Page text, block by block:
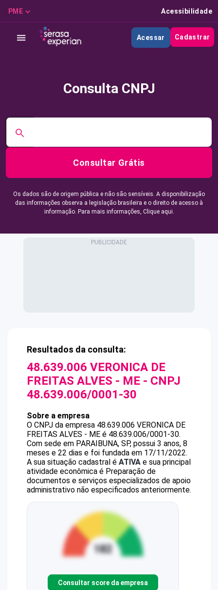
PME Acessibilidade
Acessar Cadastrar
Consulta CNPJ
Consultar Grátis
Os dados são de origem pública e não são sensíveis. A disponibilização
das informações observa a legislação brasileira e o direito de acesso à
informação. Para mais informações, Clique aqui.
Resultados da consulta:
48.639.006 VERONICA DE
FREITAS ALVES - ME - CNPJ
48.639.006/0001-30
Sobre a empresa
O CNPJ da empresa 48.639.006 VERONICA DE
FREITAS ALVES - ME é 48.639.006/0001-30.
Com sede em PARAIBUNA, SP, possui 3 anos, 8
meses e 22 dias e foi fundada em 17/11/2022.
A sua situação cadastral é ATIVA e sua principal
atividade econômica é Preparação de
documentos e serviços especializados de apoio
administrativo não especificados anteriormente.
Consultar score da empresa